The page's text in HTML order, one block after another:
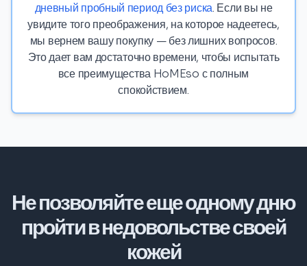
дневный пробный период без риска. Если вы не
увидите того преображения, на которое надеетесь,
мы вернем вашу покупку — без лишних вопросов.
Это дает вам достаточно времени, чтобы испытать
все преимущества HoMEso с полным
спокойствием.
Не позволяйте еще одному дню
пройти в недовольстве своей
кожей